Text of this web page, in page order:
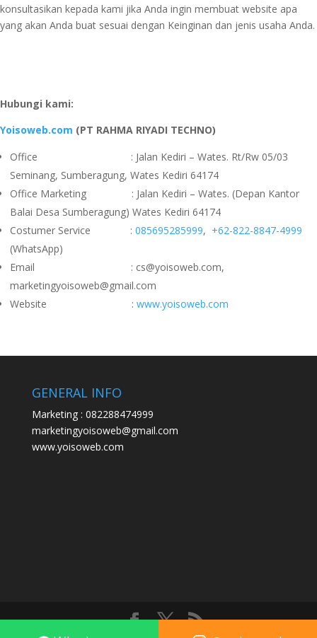
konsultasikan kepada kami jika Anda ingin membuat website apa
yang akan Anda buat sesuai dengan Keinginan dan jenis usaha Anda.
Hubungi kami:
Yoisoweb.com (PT RAHMA RIYADI TECHNO)
Office : Jalan Kediri – Wates. Rt/Rw 05/03
Seminang, Sumberagung, Wates Kediri 64174
Office Marketing : Jalan Kediri – Wates. (Depan Kantor
Balai Desa Sumberagung) Wates Kediri 64174
Costumer Service : 085695285999, +62-822-8847-4999
(WhatsApp)
Email : cs@yoisoweb.com,
marketingyoisoweb@gmail.com
Website : www.yoisoweb.com
GENERAL INFO
Marketing : 082288474999
marketingyoisoweb@gmail.com
www.yoisoweb.com